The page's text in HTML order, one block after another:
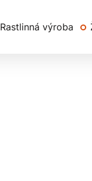
Rastlinná výroba